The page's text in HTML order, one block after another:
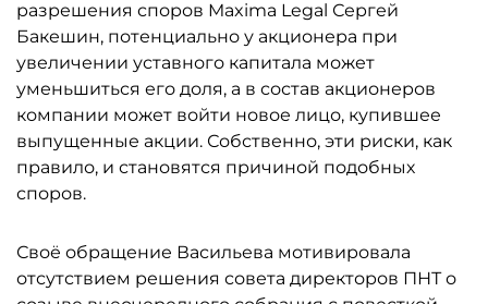
разрешения споров Maxima Legal Сергей
Бакешин, потенциально у акционера при
увеличении уставного капитала может
уменьшиться его доля, а в состав акционеров
компании может войти новое лицо, купившее
выпущенные акции. Собственно, эти риски, как
правило, и становятся причиной подобных
споров.
Своё обращение Васильева мотивировала
отсутствием решения совета директоров ПНТ о